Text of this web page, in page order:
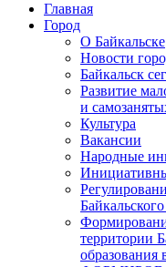
Главная
Город
О Байкальске
Новости
Байкальск
Развитие
и
Культура
Вакансии
Народные
территории
образования